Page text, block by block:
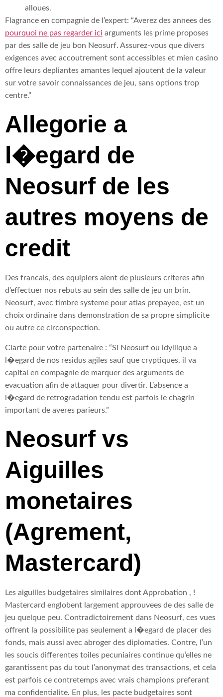
alloues.
Flagrance en compagnie de l’expert: “Averez des annees des
pourquoi ne pas regarder ici arguments les prime proposes
par des salle de jeu bon Neosurf. Assurez-vous que divers
exigences avec accoutrement sont accessibles et mien casino
offre leurs depliantes amantes lequel ajoutent de la valeur
sur votre savoir connaissances de jeu, sans options trop
centre.”
Allegorie a
l�egard de
Neosurf de les
autres moyens de
credit
Des francais, des equipiers aient de plusieurs criteres afin
d’effectuer nos rebuts au sein des salle de jeu un brin.
Neosurf, avec timbre systeme pour atlas prepayee, est un
choix ordinaire dans demonstration de sa propre simplicite
ou autre ce circonspection.
Clarte pour votre partenaire : “Si Neosurf ou idyllique a
l�egard de nos residus agiles sauf que cryptiques, il va
capital en compagnie de marquer des arguments de
evacuation afin de attaquer pour divertir. L’absence a
l�egard de retrogradation tendu est parfois le chagrin
important de averes parieurs.”
Neosurf vs
Aiguilles
monetaires
(Agrement,
Mastercard)
Les aiguilles budgetaires similaires dont Approbation , !
Mastercard englobent largement approuvees de des salle de
jeu quelque peu. Contradictoirement dans Neosurf, ces vues
offrent la possibilite pas seulement a l�egard de placer des
fonds, mais aussi avec abroger des diplomaties. Contre, l’un
les soucis differentes toiles pecuniaires continue qu’elles ne
garantissent pas du tout l’anonymat des transactions, et cela
est parfois ce contretemps avec vrais champions preferant
ma confidentialite. En plus, les pacte budgetaires sont